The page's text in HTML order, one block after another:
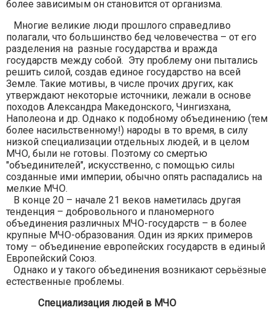
более зависимым он становится от организма.
Многие великие люди прошлого справедливо
полагали, что большинство бед человечества – от его
разделения на разные государства и вражда
государств между собой. Эту проблему они пытались
решить силой, создав единое государство на всей
Земле. Такие мотивы, в числе прочих других, как
утверждают некоторые источники, лежали в основе
походов Александра Македонского, Чингизхана,
Наполеона и др. Однако к подобному объединению (тем
более насильственному!) народы в то время, в силу
низкой специализации отдельных людей, и в целом
МЧО, были не готовы. Поэтому со смертью
"объединителей", искусственно, с помощью силы
созданные ими империи, обычно опять распадались на
мелкие МЧО.
В конце 20 – начале 21 веков наметилась другая
тенденция – добровольного и планомерного
объединения различных МЧО-государств – в более
крупные МЧО-образования. Один из ярких примеров
тому – объединение европейских государств в единый
Европейский Союз.
Однако и у такого объединения возникают серьёзные
естественные проблемы.
Специализация людей в МЧО